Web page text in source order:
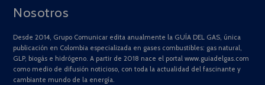
Nosotros
Desde 2014, Grupo Comunicar edita anualmente la GUÍA DEL GAS, única
publicación en Colombia especializada en gases combustibles: gas natural,
GLP, biogás e hidrógeno. A partir de 2018 nace el portal www.guiadelgas.com
como medio de difusión noticioso, con toda la actualidad del fascinante y
cambiante mundo de la energía.